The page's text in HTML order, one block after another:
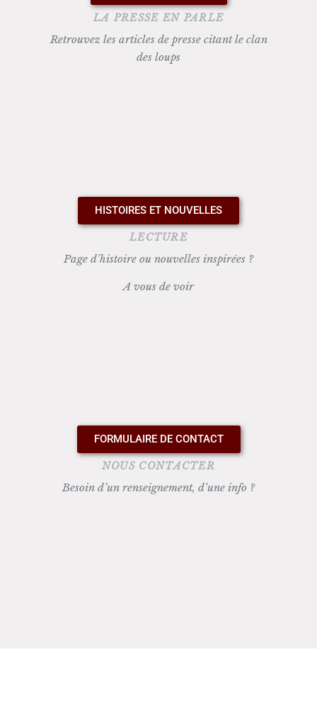
LA PRESSE EN PARLE
Retrouvez les articles de presse citant le clan
des loups
HISTOIRES ET NOUVELLES
LECTURE
Page d’histoire ou nouvelles inspirées ?
A vous de voir
FORMULAIRE DE CONTACT
NOUS CONTACTER
Besoin d’un renseignement, d’une info ?